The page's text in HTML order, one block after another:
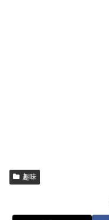
趣味